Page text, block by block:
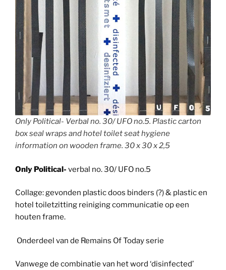
Only Political- Verbal no. 30/ UFO no.5. Plastic carton
box seal wraps and hotel toilet seat hygiene
information on wooden frame. 30 x 30 x 2,5
Only Political- verbal no. 30/ UFO no.5
Collage: gevonden plastic doos binders (?) & plastic en
hotel toiletzitting reiniging communicatie op een
houten frame.
Onderdeel van de Remains Of Today serie
Vanwege de combinatie van het word ‘disinfected’